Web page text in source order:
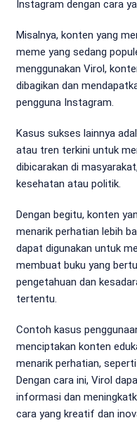
Instagram dengan cara
Misalnya, konten yang
meme yang sedang
menggunakan Virol,
dibagikan dan
pengguna Instagram.
Kasus sukses lainnya
atau tren terkini untuk
dibicarakan di
kesehatan atau politik.
Dengan begitu, konten
menarik perhatian lebih
dapat digunakan untuk
membuat buku yang
pengetahuan dan
tertentu.
Contoh kasus
menciptakan konten
menarik perhatian,
Dengan cara ini, Virol
informasi dan
cara yang kreatif dan